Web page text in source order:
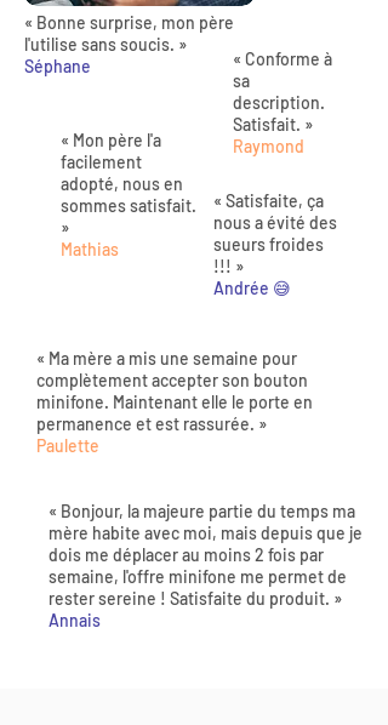
« Bonne surprise, mon père
l'utilise sans soucis. »
Séphane
« Mon père l'a
facilement
adopté, nous en
sommes satisfait.
»
Mathias
« Conforme à
sa
description.
Satisfait. »
Raymond
« Satisfaite, ça
nous a évité des
sueurs froides
!!! »
Andrée 😅
« Ma mère a mis une semaine pour
complètement accepter son bouton
minifone. Maintenant elle le porte en
permanence et est rassurée. »
Paulette
« Bonjour, la majeure partie du temps ma
mère habite avec moi, mais depuis que je
dois me déplacer au moins 2 fois par
semaine, l'offre minifone me permet de
rester sereine ! Satisfaite du produit. »
Annais